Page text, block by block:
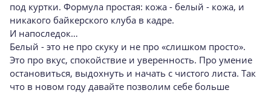
под куртки. Формула простая: кожа - белый - кожа, и
никакого байкерского клуба в кадре.
И напоследок…
Белый - это не про скуку и не про «слишком просто».
Это про вкус, спокойствие и уверенность. Про умение
остановиться, выдохнуть и начать с чистого листа. Так
что в новом году давайте позволим себе больше